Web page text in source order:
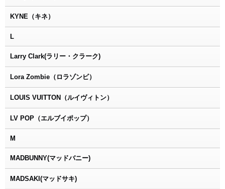
KYNE（キネ）
L
Larry Clark(ラリー・クラーク)
Lora Zombie（ロラゾンビ）
LOUIS VUITTON（ルイヴィトン）
LV POP（エルブイポップ）
M
MADBUNNY(マッドバニー)
MADSAKI(マッドサキ)